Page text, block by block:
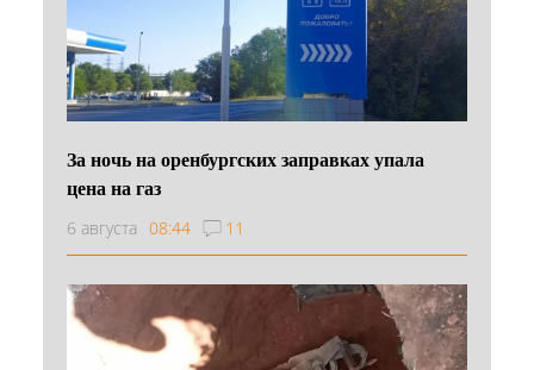
За ночь на оренбургских заправках упала
цена на газ
6 августа 08:44 11